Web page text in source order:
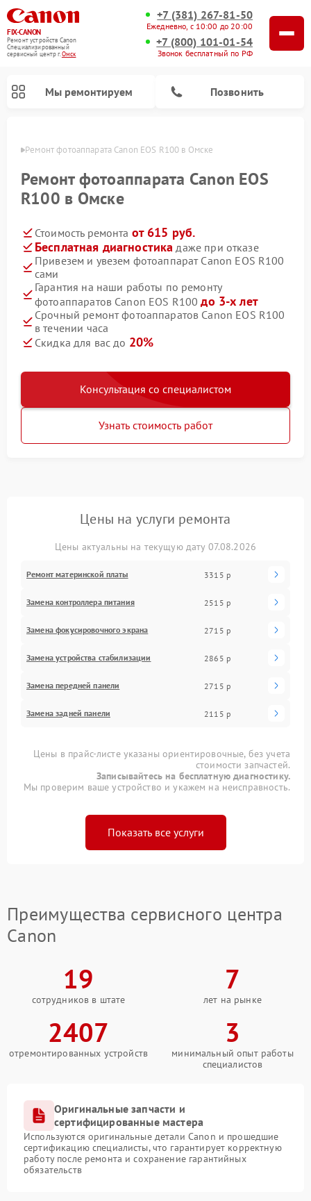
FIX-CANON
Ремонт устройств Canon
Специализированный
cервисный центр г.Омск
+7 (381) 267-81-50
Ежедневно, с 10:00 до 20:00
+7 (800) 101-01-54
Звонок бесплатный по РФ
Мы ремонтируем Позвонить
Ремонт фотоаппарата Canon EOS R100 в Омске
Ремонт фотоаппарата Canon EOS
R100 в Омске
Стоимость ремонта от 615 руб.
Бесплатная диагностика даже при отказе
Привезем и увезем фотоаппарат Canon EOS R100
сами
Гарантия на наши работы по ремонту
фотоаппаратов Canon EOS R100до 3-х лет
Срочный ремонт фотоаппаратов Canon EOS R100
в течении часа
Скидка для вас до 20%
Консультация со специалистом
Узнать стоимость работ
Цены на услуги ремонта
Цены актуальны на текущую дату 07.08.2026
Ремонт материнской платы 3315 р
Замена контроллера питания 2515 р
Замена фокусировочного экрана 2715 р
Замена устройства стабилизации 2865 р
Замена передней панели 2715 р
Замена задней панели 2115 р
Цены в прайс-листе указаны ориентировочные, без учета
стоимости запчастей.
Записывайтесь на бесплатную диагностику.
Мы проверим ваше устройство и укажем на неисправность.
Показать все услуги
Преимущества сервисного центра
Canon
19
сотрудников в штате
7
лет на рынке
2407
отремонтированных устройств
3
минимальный опыт работы
специалистов
Оригинальные запчасти и
сертифицированные мастера
Используются оригинальные детали Canon и прошедшие
сертификацию специалисты, что гарантирует корректную
работу после ремонта и сохранение гарантийных
обязательств